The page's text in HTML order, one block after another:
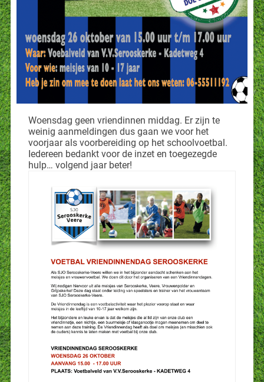
Woensdag geen vriendinnen middag. Er zijn te
weinig aanmeldingen dus gaan we voor het
voorjaar als voorbereiding op het schoolvoetbal.
Iedereen bedankt voor de inzet en toegezegde
hulp… volgend jaar beter!